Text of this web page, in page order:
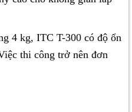
4 kg, ITC T-300 có độ ổn
thi công trở nên đơn